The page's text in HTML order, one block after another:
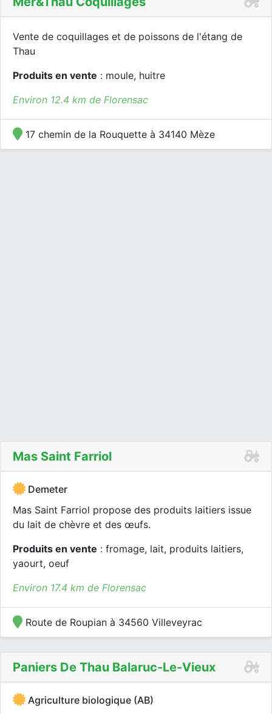
Vente de coquillages et de poissons de l'étang de
Thau
Produits en vente : moule, huitre
Environ 12.4 km de Florensac
17 chemin de la Rouquette à 34140 Mèze
Mas Saint Farriol
Demeter
Mas Saint Farriol propose des produits laitiers issue
du lait de chèvre et des œufs.
Produits en vente : fromage, lait, produits laitiers,
yaourt, oeuf
Environ 17.4 km de Florensac
Route de Roupian à 34560 Villeveyrac
Paniers De Thau Balaruc-Le-Vieux
Agriculture biologique (AB)